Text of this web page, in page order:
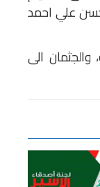
علي احمد
الى